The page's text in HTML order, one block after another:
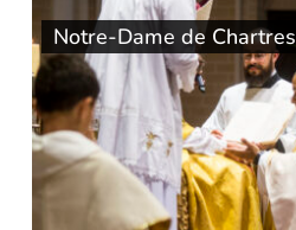
Notre-Dame de Chartres